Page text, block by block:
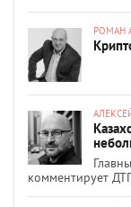
РОМАН
комментирует